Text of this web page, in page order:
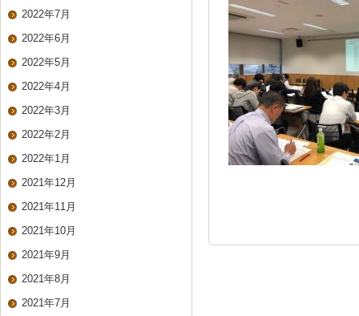
2022年7月
2022年6月
2022年5月
2022年4月
2022年3月
2022年2月
2022年1月
2021年12月
2021年11月
2021年10月
2021年9月
2021年8月
2021年7月